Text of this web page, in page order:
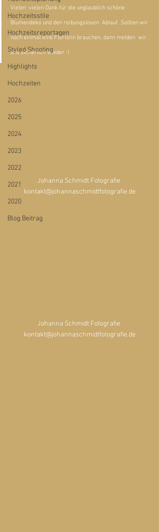
Hochzeitsstile
Hochzeitsreportagen
Styled Shooting
Highlights
Hochzeiten
2026
2025
2024
2023
2022
2021
2020
Blog Beitrag
Vielen  vielen Dank für die unglaublich schöne
Blumendeko und den reibungslosen  Ablauf. Sollten wir
noch einmal eine Floristin brauchen, dann melden  wir
uns sicherlich wieder :)
Johanna Schmidt Fotografie
kontakt@johannaschmidtfotografie.de
Johanna Schmidt Fotografie
kontakt@johannaschmidtfotografie.de